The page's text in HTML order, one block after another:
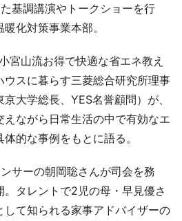
基調講演やトークショーを行
化対策事業本部。
宮山流お得で快適な省エネ教え
ウスに暮らす三菱総合研究所理事
大学総長、YES名誉顧問）が、
ながら日常生活の中で有効なエ
的な事例をもとに語る。
サーの朝岡聡さんが司会を務
タレントで2児の母・早見優さ
して知られる家事アドバイザーの